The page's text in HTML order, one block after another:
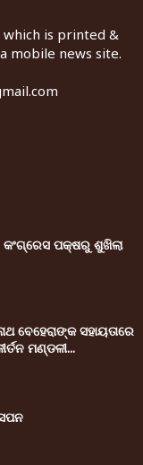
which is printed &
mobile news site.
କଂଗ୍ରେସ ପକ୍ଷରୁ ଶୁଖିଲା
ବେହେରାଙ୍କ ସହାୟତାରେ
ମଣ୍ଡଳୀ...